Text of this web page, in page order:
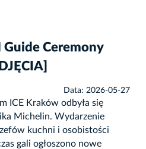
Guide Ceremony
Data: 2026-05-27
ICE Kraków odbyła się
Michelin. Wydarzenie
kuchni i osobistości
gali ogłoszono nowe